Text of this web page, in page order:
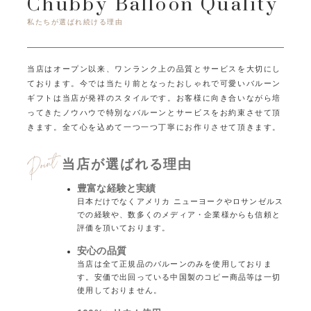
私たちが選ばれ続ける理由
当店はオープン以来、ワンランク上の品質とサービスを大切にし
ております。 今では当たり前となったおしゃれで可愛いバルーン
ギフトは当店が発祥のスタイルです。
お客様に向き合いながら培
ってきたノウハウで特別なバルーンとサービスをお約束させて頂
きます。 全て心を込めて一つ一つ丁寧にお作りさせて頂きます。
当店が選ばれる理由
豊富な経験と実績
日本だけでなくアメリカ ニューヨークやロサンゼルス
での経験や、数多くのメディア・企業様からも信頼と
評価を頂いております。
安心の品質
当店は全て正規品のバルーンのみを使用しておりま
す。安価で出回っている中国製のコピー商品等は一切
使用しておりません。